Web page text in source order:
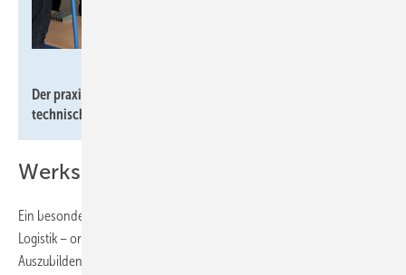
Der praxisnahe Charakter der Workshops fördert das
technische Verständnis.
Werksführung von Azubis für Azubis
Ein besonderes Highlight war die Werksführung durch Produktion und
Logistik – organisiert und moderiert von den eigenen Tece-
Auszubildenden. Diese direkte Begegnung ermöglichte authentische